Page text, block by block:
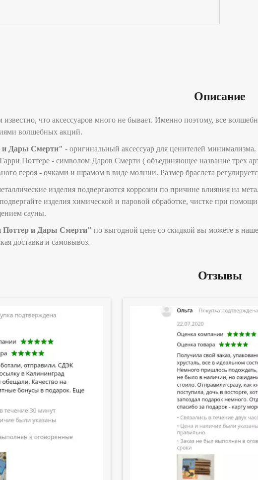
Описание
что аксессуаров много не бывает. Именно поэтому, все
волшебных акций.
и Дары Смерти" - оригинальный аксессуар для ценителей
Поттере - символом Даров Смерти ( объединяющее название
героя - очками и шрамом в виде молнии. Размер браслета
изделия подвергаются коррозии по причине влияния на
изделия химической и паровой обработке, чистке при
сауны.
Поттер и Дары Смерти" по выгодной цене со скидкой вы можете в
доставка и самовывоз.
Отзывы